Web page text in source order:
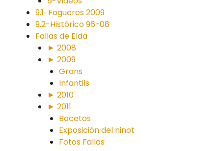
9.1-Fogueres 2009
9.2-Histórico 96-08
Fallas de Elda
► 2008
► 2009
Grans
Infantils
► 2010
► 2011
Bocetos
Exposición del ninot
Fotos Fallas